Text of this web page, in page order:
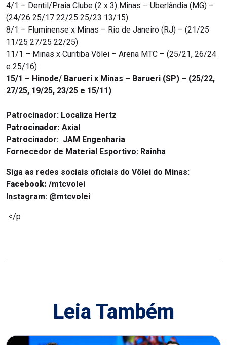
4/1 – Dentil/Praia Clube (2 x 3) Minas – Uberlândia (MG) –
(24/26 25/17 22/25 25/23 13/15)
8/1 – Fluminense x Minas – Rio de Janeiro (RJ) – (21/25
11/25 27/25 22/25)
11/1 – Minas x Curitiba Vôlei – Arena MTC – (25/21, 26/24
e 25/16)
15/1 – Hinode/ Barueri x Minas – Barueri (SP) – (25/22,
27/25, 19/25, 23/25 e 15/11)
Patrocinador: Localiza Hertz
Patrocinador: Axial
Patrocinador: JAM Engenharia
Fornecedor de Material Esportivo: Rainha
Siga as redes sociais oficiais do Vôlei do Minas:
Facebook: /mtcvolei
Instagram: @mtcvolei
</p
Leia Também